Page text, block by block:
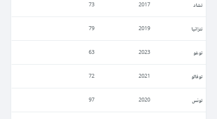
تشاد 2017
73
تنزانيا 2019
79
توغو 2023
63
توفالو 2021
72
تونس 2020
97